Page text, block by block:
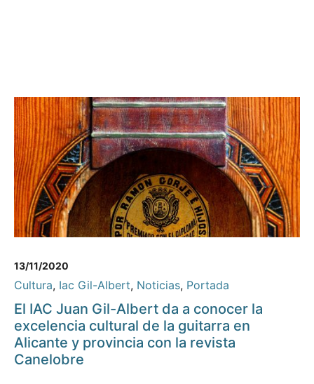
13/11/2020
Cultura, Iac Gil-Albert, Noticias, Portada
El IAC Juan Gil-Albert da a conocer la
excelencia cultural de la guitarra en
Alicante y provincia con la revista
Canelobre